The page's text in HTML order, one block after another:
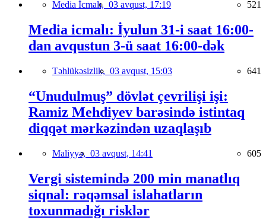
Media İcmalı, 03 avqust, 17:19 521
Media icmalı: İyulun 31-i saat 16:00-
dan avqustun 3-ü saat 16:00-dək
Təhlükəsizlik, 03 avqust, 15:03 641
“Unudulmuş” dövlət çevrilişi işi:
Ramiz Mehdiyev barəsində istintaq
diqqət mərkəzindən uzaqlaşıb
Maliyyə, 03 avqust, 14:41 605
Vergi sistemində 200 min manatlıq
siqnal: rəqəmsal islahatların
toxunmadığı risklər